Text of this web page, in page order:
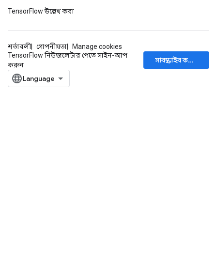
TensorFlow উল্লেখ করা
শর্তাবলী গোপনীয়তা
Manage cookies
TensorFlow নিউজলেটার পেতে সাইন-আপ
করুন
সাবস্ক্রাইব করুন